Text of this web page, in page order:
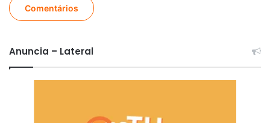
Comentários
Anuncia – Lateral